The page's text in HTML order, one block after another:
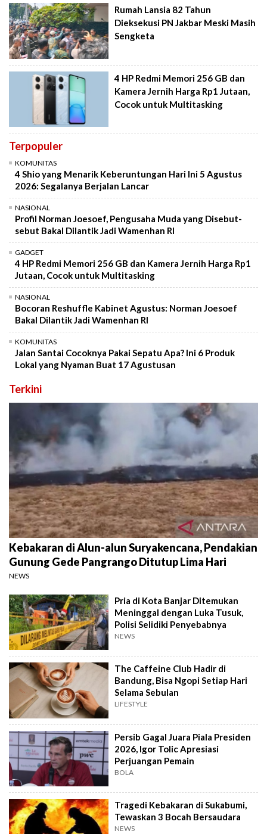
Rumah Lansia 82 Tahun
Dieksekusi PN Jakbar Meski Masih
Sengketa
4 HP Redmi Memori 256 GB dan
Kamera Jernih Harga Rp1 Jutaan,
Cocok untuk Multitasking
Terpopuler
KOMUNITAS
4 Shio yang Menarik Keberuntungan Hari Ini 5 Agustus
2026: Segalanya Berjalan Lancar
NASIONAL
Profil Norman Joesoef, Pengusaha Muda yang Disebut-
sebut Bakal Dilantik Jadi Wamenhan RI
GADGET
4 HP Redmi Memori 256 GB dan Kamera Jernih Harga Rp1
Jutaan, Cocok untuk Multitasking
NASIONAL
Bocoran Reshuffle Kabinet Agustus: Norman Joesoef
Bakal Dilantik Jadi Wamenhan RI
KOMUNITAS
Jalan Santai Cocoknya Pakai Sepatu Apa? Ini 6 Produk
Lokal yang Nyaman Buat 17 Agustusan
Terkini
Kebakaran di Alun-alun Suryakencana, Pendakian
Gunung Gede Pangrango Ditutup Lima Hari
NEWS
Pria di Kota Banjar Ditemukan
Meninggal dengan Luka Tusuk,
Polisi Selidiki Penyebabnya
NEWS
The Caffeine Club Hadir di
Bandung, Bisa Ngopi Setiap Hari
Selama Sebulan
LIFESTYLE
Persib Gagal Juara Piala Presiden
2026, Igor Tolic Apresiasi
Perjuangan Pemain
BOLA
Tragedi Kebakaran di Sukabumi,
Tewaskan 3 Bocah Bersaudara
NEWS